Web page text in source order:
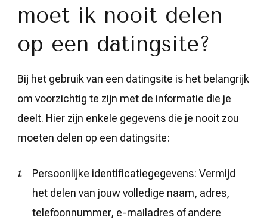
moet ik nooit delen
op een datingsite?
Bij het gebruik van een datingsite is het belangrijk
om voorzichtig te zijn met de informatie die je
deelt. Hier zijn enkele gegevens die je nooit zou
moeten delen op een datingsite:
Persoonlijke identificatiegegevens: Vermijd
het delen van jouw volledige naam, adres,
telefoonnummer, e-mailadres of andere